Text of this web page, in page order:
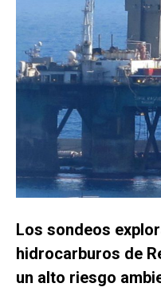
Los sondeos
hidrocarburos de
un alto riesgo